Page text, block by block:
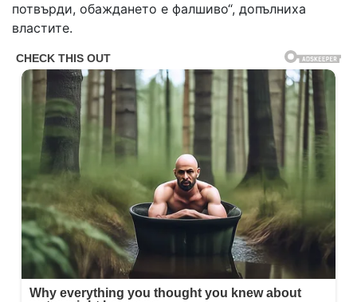
потвърди, обаждането е фалшиво“, допълниха
властите.